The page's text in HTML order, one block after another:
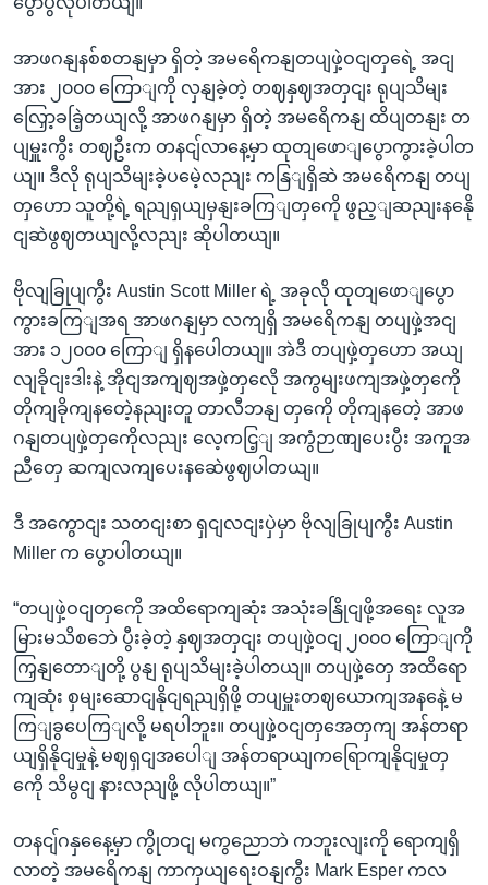
အာဖဂနျနစ်စတနျမှာ ရှိတဲ့ အမရေိကနျတပျဖှဲ့ဝငျတှရေဲ့ အငျ
အား ၂၀၀၀ ကြောျကို လှနျခဲ့တဲ့ တဈနှဈအတှငျး ရုပျသိမျး
လြှော့ခခြဲ့တယျလို့ အာဖဂနျမှာ ရှိတဲ့ အမရေိကနျ ထိပျတနျး တ
ပျမှူးကွီး တဈဦးက တနငျ်လာနေ့မှာ ထုတျဖောျပွောကွားခဲ့ပါတ
ယျ။ ဒီလို ရုပျသိမျးခဲ့ပမေဲ့လညျး ကနြျရှိဆဲ အမရေိကနျ တပျ
တှဟော သူတို့ရဲ့ ရညျရှယျမှနျးခကြျတှကေို ဖွည့ျဆညျးနနေို
ငျဆဲဖွဈတယျလို့လညျး ဆိုပါတယျ။
ဗိုလျခြုပျကွီး Austin Scott Miller ရဲ့ အခုလို ထုတျဖောျပွော
ကွားခကြျအရ အာဖဂနျမှာ လကျရှိ အမရေိကနျ တပျဖှဲ့အငျ
အား ၁၂၀၀၀ ကြောျ ရှိနပေါတယျ။ အဲဒီ တပျဖှဲ့တှဟော အယျ
လျခိုငျးဒါးနဲ့ အိုငျအကျဈအဖှဲ့တှလေို အကွမျးဖကျအဖှဲ့တှကေို
တိုကျခိုကျနတေဲ့နညျးတူ တာလီဘနျ တှကေို တိုကျနတေဲ့ အာဖ
ဂနျတပျဖှဲ့တှကေိုလညျး လေ့ကငြ့ျ အကွံဉာဏျပေးပွီး အကူအ
ညီတှေ ဆကျလကျပေးနဆေဲဖွဈပါတယျ။
ဒီ အကွောငျး သတငျးစာ ရှငျလငျးပှဲမှာ ဗိုလျခြုပျကွီး Austin
Miller က ပွောပါတယျ။
“တပျဖှဲ့ဝငျတှကေို အထိရောကျဆုံး အသုံးခနြိုငျဖို့အရေး လူအ
မြားမသိစဘေဲ ပွီးခဲ့တဲ့ နှဈအတှငျး တပျဖှဲ့ဝငျ ၂၀၀၀ ကြောျကို
ကြှနျတောျတို့ ပွနျ ရုပျသိမျးခဲ့ပါတယျ။ တပျဖှဲ့တှေ အထိရော
ကျဆုံး စှမျးဆောငျနိုငျရညျရှိဖို့ တပျမှူးတဈယောကျအနနေဲ့ မ
ကြျခွပေကြျလို့ မရပါဘူး။ တပျဖှဲ့ဝငျတှအေတှကျ အန်တရာ
ယျရှိနိုငျမှုနဲ့ မဈရှငျအပေါျ အန်တရာယျကရြောကျနိုငျမှုတှ
ကေို သိမွငျ နားလညျဖို့ လိုပါတယျ။”
တနငျ်ဂနှနေေ့မှာ ကွိုတငျ မကွညောဘဲ ကဘူးလျးကို ရောကျရှိ
လာတဲ့ အမရေိကနျ ကာကှယျရေးဝနျကွီး Mark Esper ကလ